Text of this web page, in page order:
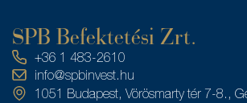
SPB Befektetési Zrt.
+36 1 483-2610
info@spbinvest.hu
1051 Budapest, Vörösmarty tér 7-8.,